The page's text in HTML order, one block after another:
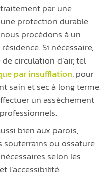
par une
protection durable.
procédons à un
Si nécessaire,
circulation d’air, tel
par insufflation, pour
sain et sec à long terme.
un assèchement
bien aux parois,
souterrains ou ossature
selon les
l’accessibilité.